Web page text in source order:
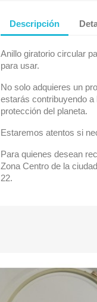
Descripción
Anillo giratorio circular
para usar.
No solo adquieres un
estarás contribuyendo
protección del planeta.
Estaremos atentos si
Para quienes desean
Zona Centro de la
22.